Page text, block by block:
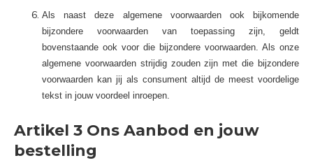
Als naast deze algemene voorwaarden ook bijkomende
bijzondere voorwaarden van toepassing zijn, geldt
bovenstaande ook voor die bijzondere voorwaarden. Als onze
algemene voorwaarden strijdig zouden zijn met die bijzondere
voorwaarden kan jij als consument altijd de meest voordelige
tekst in jouw voordeel inroepen.
Artikel 3 Ons Aanbod en jouw
bestelling